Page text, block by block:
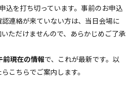
込を打ち切っています。事前のお申込
連絡が来ていない方は、当日会場に
ただけませんので、あらかじめご了承
前現在の情報で、これが最新です。以
こちらでご案内します。